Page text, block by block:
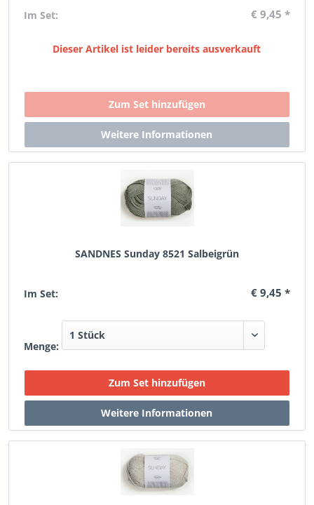
Im Set: € 9,45 *
Dieser Artikel ist leider bereits ausverkauft
SANDNES Sunday 8521 Salbeigrün
Im Set: € 9,45 *
Menge: